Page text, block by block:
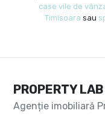
case vile de
Timisoara sau
PROPERTY LAB